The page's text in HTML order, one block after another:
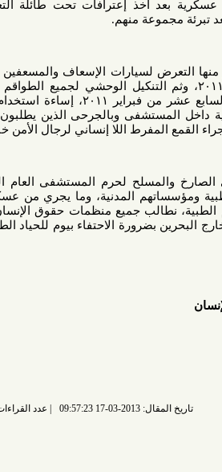
آخذ إعترافات تحت طائلة التعذيب وثم
منهم.
لسيارات الإسعاف والمسعفين أثناء تأدية
الإحتجاجات السلمية في فبراير ومارس ٢٠١١، وثم التنكيل الوحشي لجميع الطواقم الطبية بلا
إستثناء، منع سيارات الإسعاف من إنقاذ المصابين صبيحة السابع عشر من فبراير ٢٠١١، إساءة استخدام المرافق
وبالجرحى الذين يطلبون الخدمات
اللا إنساني لرجال الأمن خاصة.
لحرم المستشفى العام الوحيد في
المدنية، وما يجري من عسكرة دائمة
جميع منظمات حقوق الإنسان الدولية،
الاحتفاء بيوم للحياد الطبي، ونرى
عدد القراءات: 6807 قراءة |